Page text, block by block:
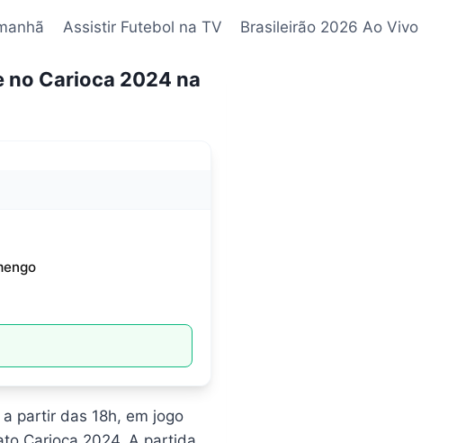
Assistir Futebol na TV Brasileirão 2026 Ao Vivo
no Carioca 2024 na
partir das 18h, em jogo